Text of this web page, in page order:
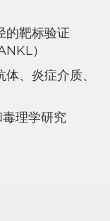
的靶标验证
）
、炎症介质、
理学研究